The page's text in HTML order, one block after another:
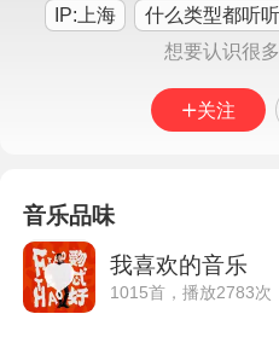
IP:上海 什么类型都听听
想要认识很
关注
音乐品味
我喜欢的音乐
1015首，播放2783次